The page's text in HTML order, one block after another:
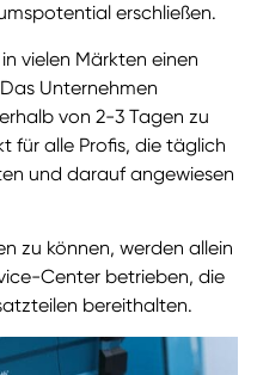
erschließen.
vielen Märkten einen
Unternehmen
von 2-3 Tagen zu
für alle Profis, die täglich
und darauf angewiesen
zu können, werden allein
Center betrieben, die
bereithalten.